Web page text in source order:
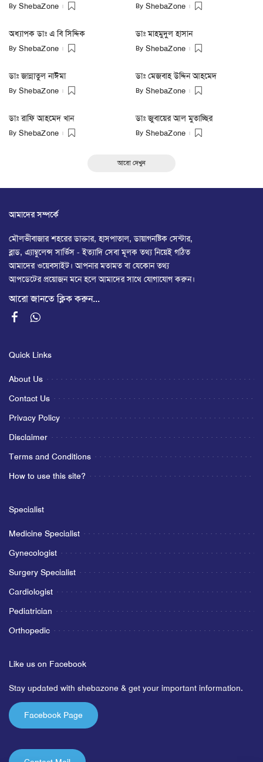
By ShebaZone By ShebaZone
অধ্যাপক ডাঃ এ বি সিদ্দিক
By ShebaZone
ডাঃ মাহমুদুল হাসান
By ShebaZone
ডাঃ জান্নাতুল নাঈমা
By ShebaZone
ডাঃ মেজবাহ উদ্দিন আহমেদ
By ShebaZone
ডাঃ রাফি আহমেদ খান
By ShebaZone
ডাঃ জুবায়ের আল মুতাচ্ছির
By ShebaZone
আরো দেখুন
আমাদের সম্পর্কে
মৌলভীবাজার শহরের ডাক্তার, হাসপাতাল, ডায়াগনষ্টিক সেন্টার,
ব্লাড, এ্যাম্বুলেন্স সার্ভিস - ইত্যাদি সেবা মূলক তথ্য নিয়েই গঠিত
আমাদের ওয়েবসাইট। আপনার মতামত বা যেকোন তথ্য
আপডেটের প্রয়োজন মনে হলে আমাদের সাথে যোগাযোগ করুন।
আরো জানতে ক্লিক করুন...
Quick Links
About Us
Contact Us
Privacy Policy
Disclaimer
Terms and Conditions
How to use this site?
Specialist
Medicine Specialist
Gynecologist
Surgery Specialist
Cardiologist
Pediatrician
Orthopedic
Like us on Facebook
Stay updated with shebazone & get your important information.
Facebook Page